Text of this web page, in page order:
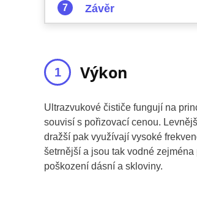
Závěr
Výkon
Ultrazvukové čističe fungují na
souvisí s pořizovací cenou.
dražší pak využívají vysoké
šetrnější a jsou tak vodné
poškození dásní a skloviny.